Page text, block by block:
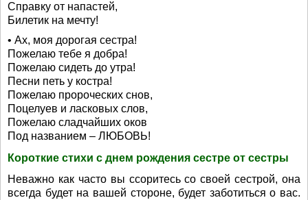
Справку от напастей,
Билетик на мечту!
• Ах, моя дорогая сестра!
Пожелаю тебе я добра!
Пожелаю сидеть до утра!
Песни петь у костра!
Пожелаю пророческих снов,
Поцелуев и ласковых слов,
Пожелаю сладчайших оков
Под названием – ЛЮБОВЬ!
Короткие стихи с днем рождения сестре от сестры
Неважно как часто вы ссоритесь со своей сестрой, она
всегда будет на вашей стороне, будет заботиться о вас.